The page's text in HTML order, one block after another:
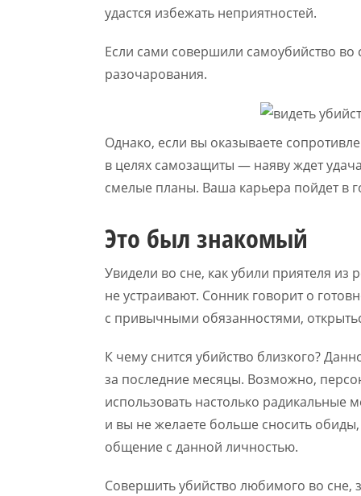
удастся избежать неприятностей.
Если сами совершили самоубийство
разочарования.
Однако, если вы оказываете
в целях самозащиты — наяву ждет
смелые планы. Ваша карьера пойдет в
Это был знакомый
Увидели во сне, как убили приятеля
не устраивают. Сонник говорит о
с привычными обязанностями,
К чему снится убийство близкого?
за последние месяцы. Возможно,
использовать настолько радикальные
и вы не желаете больше сносить
общение с данной личностью.
Совершить убийство любимого во сне,